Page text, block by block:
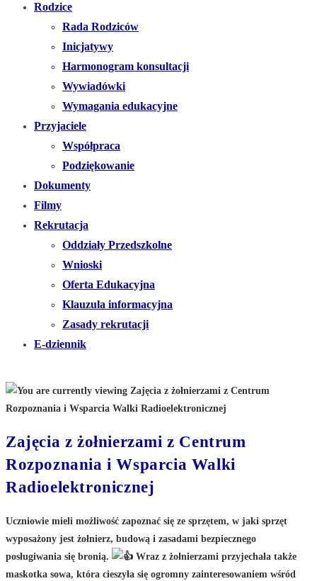
Rodzice
Rada Rodziców
Inicjatywy
Harmonogram konsultacji
Wywiadówki
Wymagania edukacyjne
Przyjaciele
Współpraca
Podziękowanie
Dokumenty
Filmy
Rekrutacja
Oddziały Przedszkolne
Wnioski
Oferta Edukacyjna
Klauzula informacyjna
Zasady rekrutacji
E-dziennik
Zajęcia z żołnierzami z Centrum
Rozpoznania i Wsparcia Walki
Radioelektronicznej
Uczniowie mieli możliwość zapoznać się ze sprzętem, w jaki sprzęt
wyposażony jest żołnierz, budową i zasadami bezpiecznego
posługiwania się bronią.
Wraz z żołnierzami przyjechała także
maskotka sowa, która cieszyła się ogromny zainteresowaniem wśród